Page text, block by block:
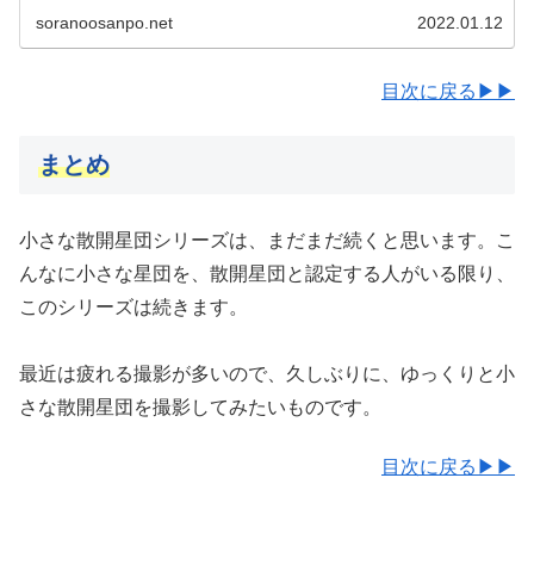
soranoosanpo.net 2022.01.12
目次に戻る▶▶
まとめ
小さな散開星団シリーズは、まだまだ続くと思います。こ
んなに小さな星団を、散開星団と認定する人がいる限り、
このシリーズは続きます。
最近は疲れる撮影が多いので、久しぶりに、ゆっくりと小
さな散開星団を撮影してみたいものです。
目次に戻る▶▶